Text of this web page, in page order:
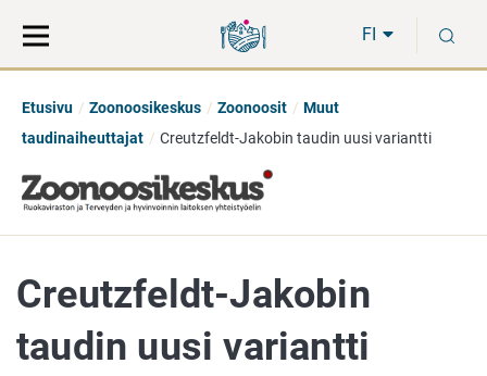
suoraan
sisältöön
koko
sivuston
FI
Etusivu Zoonoosikeskus Zoonoosit
Muut
taudinaiheuttajat
Creutzfeldt-Jakobin taudin uusi variantti
Creutzfeldt-Jakobin
taudin uusi variantti